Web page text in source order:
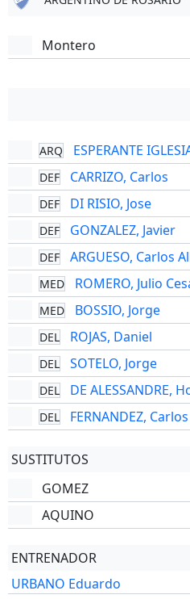
Montero
ARQ ESPERANTE
DEF CARRIZO, Carlos
DEF DI RISIO, Jose
DEF GONZALEZ, Javier
DEF ARGUESO, Carlos
MED ROMERO, Julio
MED BOSSIO, Jorge
DEL ROJAS, Daniel
DEL SOTELO, Jorge
DEL DE ALESSANDRE,
DEL FERNANDEZ,
SUSTITUTOS
GOMEZ
AQUINO
ENTRENADOR
URBANO Eduardo